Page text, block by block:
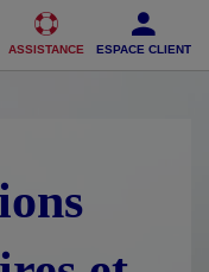
Pied de page
ASSISTANCE ESPACE CLIENT